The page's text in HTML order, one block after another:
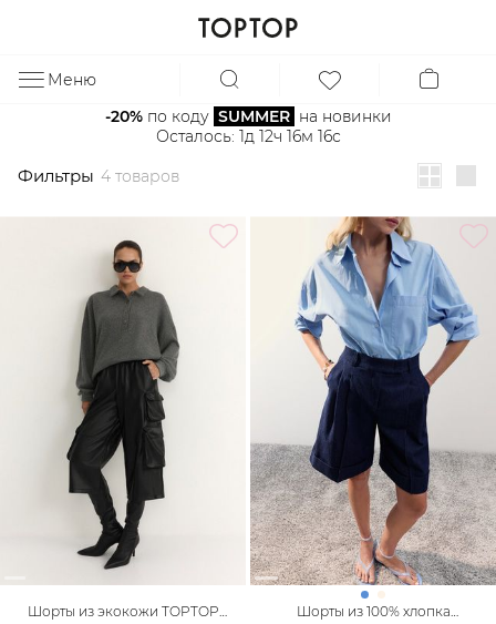
Меню
-20% по коду SUMMER на новинки
Осталось: 1д 12ч 16м 16с
Фильтры 4 товаров
Фильтры
Шорты из экокожи TOPTOP
Шорты из 100% хлопка